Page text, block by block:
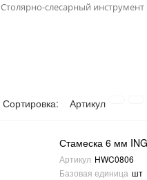
Столярно-слесарный инструмент
Сортировка: Артикул
Стамеска 6 мм
Артикул HWC0806
Базовая единица шт